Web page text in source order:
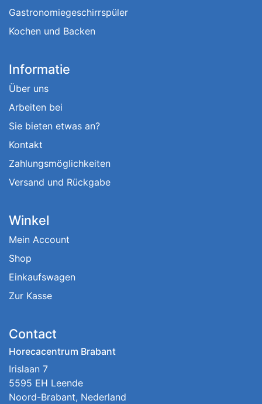
Gastronomiegeschirrspüler
Kochen und Backen
Informatie
Über uns
Arbeiten bei
Sie bieten etwas an?
Kontakt
Zahlungsmöglichkeiten
Versand und Rückgabe
Winkel
Mein Account
Shop
Einkaufswagen
Zur Kasse
Contact
Horecacentrum Brabant
Irislaan 7
5595 EH Leende
Noord-Brabant, Nederland